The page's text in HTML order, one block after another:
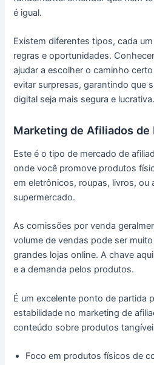
é igual.
Existem diferentes tipos, cada
regras e oportunidades.
ajudar a escolher o caminho
evitar surpresas, garantindo que
digital seja mais segura e lucrativa.
Marketing de Afiliados
Este é o tipo de mercado de
onde você promove produtos
em eletrônicos, roupas, livros, ou
supermercado.
As comissões por venda
volume de vendas pode ser
grandes lojas online. A chave
e a demanda pelos produtos.
É um excelente ponto de partida
estabilidade no marketing de
conteúdo sobre produtos
Foco em produtos físicos de